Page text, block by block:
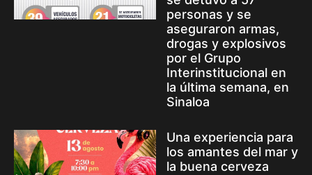
personas y se
aseguraron armas,
drogas y explosivos
por el Grupo
Interinstitucional en
la última semana, en
Sinaloa
Una experiencia para
los amantes del mar y
la buena cerveza